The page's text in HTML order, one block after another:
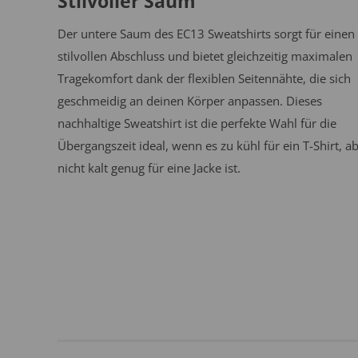
Der untere Saum des EC13 Sweatshirts sorgt für einen
stilvollen Abschluss und bietet gleichzeitig maximalen
Tragekomfort dank der flexiblen Seitennähte, die sich
geschmeidig an deinen Körper anpassen. Dieses
nachhaltige Sweatshirt ist die perfekte Wahl für die
Übergangszeit ideal, wenn es zu kühl für ein T-Shirt,
nicht kalt genug für eine Jacke ist.